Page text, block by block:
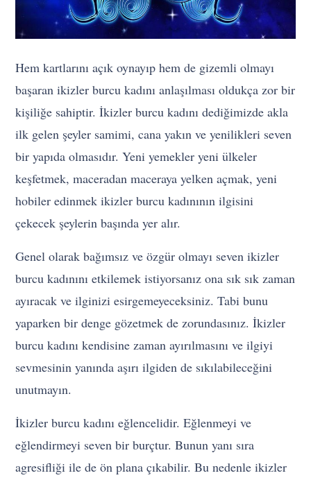
Hem kartlarını açık oynayıp hem de gizemli olmayı
başaran ikizler burcu kadını anlaşılması oldukça zor bir
kişiliğe sahiptir. İkizler burcu kadını dediğimizde akla
ilk gelen şeyler samimi, cana yakın ve yenilikleri seven
bir yapıda olmasıdır. Yeni yemekler yeni ülkeler
keşfetmek, maceradan maceraya yelken açmak, yeni
hobiler edinmek ikizler burcu kadınının ilgisini
çekecek şeylerin başında yer alır.
Genel olarak bağımsız ve özgür olmayı seven ikizler
burcu kadınını etkilemek istiyorsanız ona sık sık zaman
ayıracak ve ilginizi esirgemeyeceksiniz. Tabi bunu
yaparken bir denge gözetmek de zorundasınız. İkizler
burcu kadını kendisine zaman ayırılmasını ve ilgiyi
sevmesinin yanında aşırı ilgiden de sıkılabileceğini
unutmayın.
İkizler burcu kadını eğlencelidir. Eğlenmeyi ve
eğlendirmeyi seven bir burçtur. Bunun yanı sıra
agresifliği ile de ön plana çıkabilir. Bu nedenle ikizler